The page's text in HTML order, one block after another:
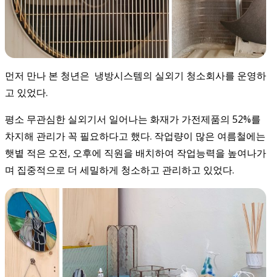
먼저 만나 본 청년은 냉방시스템의 실외기 청소회사를 운영하
고 있었다.
평소 무관심한 실외기서 일어나는 화재가 가전제품의 52%를
차지해 관리가 꼭 필요하다고 했다. 작업량이 많은 여름철에는
햇볕 적은 오전, 오후에 직원을 배치하여 작업능력을 높여나가
며 집중적으로 더 세밀하게 청소하고 관리하고 있었다.